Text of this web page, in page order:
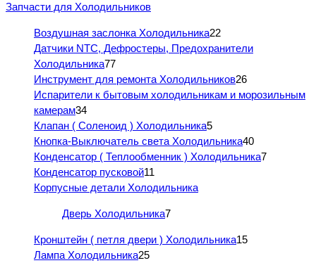
Запчасти для Холодильников
Воздушная заслонка Холодильника22
Датчики NTC, Дефростеры, Предохранители
Холодильника77
Инструмент для ремонта Холодильников26
Испарители к бытовым холодильникам и морозильным
камерам34
Клапан ( Соленоид ) Холодильника5
Кнопка-Выключатель света Холодильника40
Конденсатор ( Теплообменник ) Холодильника7
Конденсатор пусковой11
Корпусные детали Холодильника
Дверь Холодильника7
Кронштейн ( петля двери ) Холодильника15
Лампа Холодильника25